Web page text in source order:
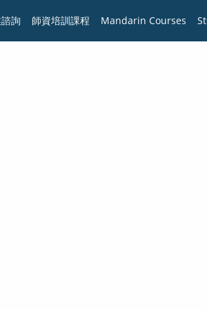
詢 師資培訓課程 Mandarin Courses